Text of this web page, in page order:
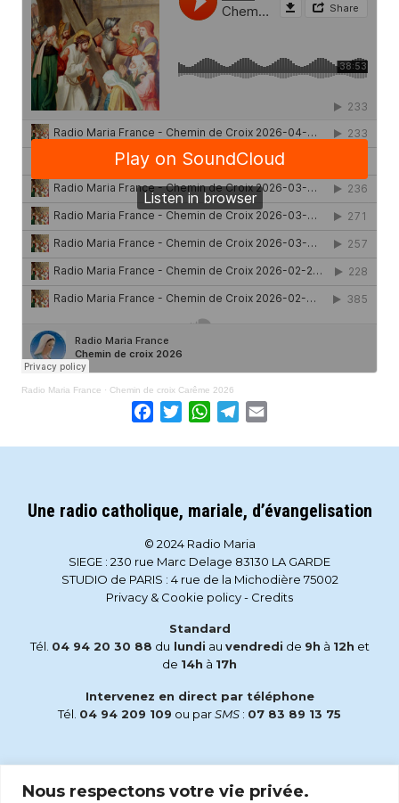
Nous respectons votre vie privée.
Radio Maria France · Chemin de croix Carême 2026
Facebook
TwitterWhatsApp
Telegram
Une radio catholique, mariale, d’évangelisation
© 2024 Radio Maria
SIEGE : 230 rue Marc Delage 83130 LA GARDE
STUDIO de PARIS : 4 rue de la Michodière 75002
Privacy & Cookie policy- Credits
Standard
Tél. 04 94 20 30 88 du lundi au vendredi de 9h à 12h et
de 14h à 17h
Intervenez en direct par téléphone
Tél. 04 94 209 109 ou parSMS : 07 83 89 13 75
accueil@radiomaria.fr